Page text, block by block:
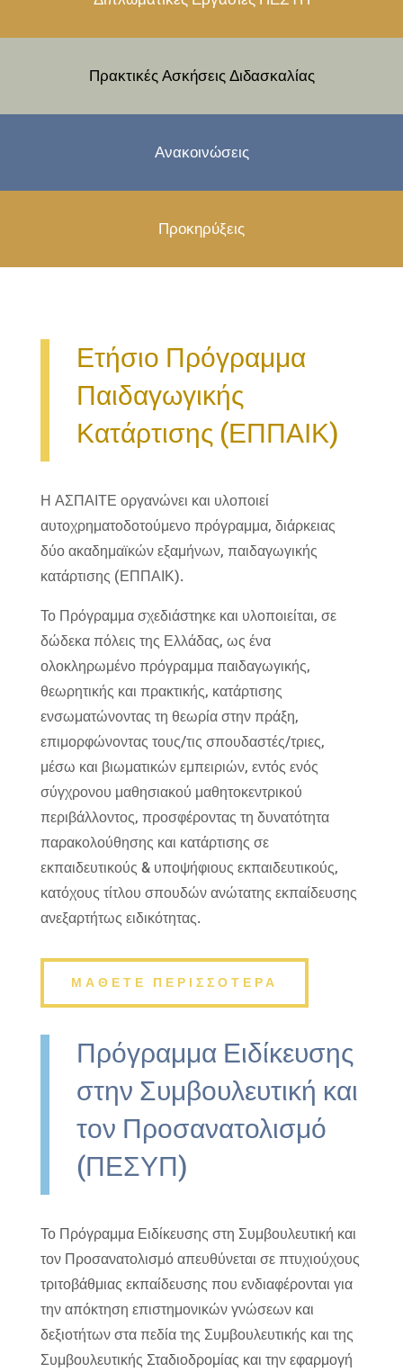
Πρακτικές Ασκήσεις Διδασκαλίας
Ανακοινώσεις
Προκηρύξεις
Ετήσιο Πρόγραμμα
Παιδαγωγικής
Κατάρτισης (ΕΠΠΑΙΚ)
Η ΑΣΠΑΙΤΕ οργανώνει και υλοποιεί
αυτοχρηματοδοτούμενο πρόγραμμα, διάρκειας
δύο ακαδημαϊκών εξαμήνων, παιδαγωγικής
κατάρτισης (ΕΠΠΑΙΚ).
Το Πρόγραμμα σχεδιάστηκε και υλοποιείται, σε
δώδεκα πόλεις της Ελλάδας, ως ένα
ολοκληρωμένο πρόγραμμα παιδαγωγικής,
θεωρητικής και πρακτικής, κατάρτισης
ενσωματώνοντας τη θεωρία στην πράξη,
επιμορφώνοντας τους/τις σπουδαστές/τριες,
μέσω και βιωματικών εμπειριών, εντός ενός
σύγχρονου μαθησιακού μαθητοκεντρικού
περιβάλλοντος, προσφέροντας τη δυνατότητα
παρακολούθησης και κατάρτισης σε
εκπαιδευτικούς & υποψήφιους εκπαιδευτικούς,
κατόχους τίτλου σπουδών ανώτατης εκπαίδευσης
ανεξαρτήτως ειδικότητας.
ΜΑΘΕΤΕ ΠΕΡΙΣΣΟΤΕΡΑ
Πρόγραμμα Ειδίκευσης
στην Συμβουλευτική και
τον Προσανατολισμό
(ΠΕΣΥΠ)
Το Πρόγραμμα Ειδίκευσης στη Συμβουλευτική και
τον Προσανατολισμό απευθύνεται σε πτυχιούχους
τριτοβάθμιας εκπαίδευσης που ενδιαφέρονται για
την απόκτηση επιστημονικών γνώσεων και
δεξιοτήτων στα πεδία της Συμβουλευτικής και της
Συμβουλευτικής Σταδιοδρομίας και την εφαρμογή